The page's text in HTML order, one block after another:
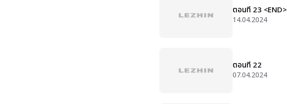
ตอนที่ 23 <END>
14.04.2024
ตอนที่ 22
07.04.2024